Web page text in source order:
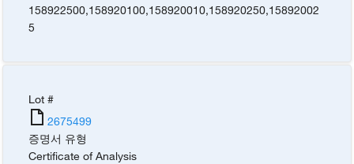
158922500,158920100,158920010,158920250,15892002
5
Lot #
2675499
증명서 유형
Certificate of Analysis